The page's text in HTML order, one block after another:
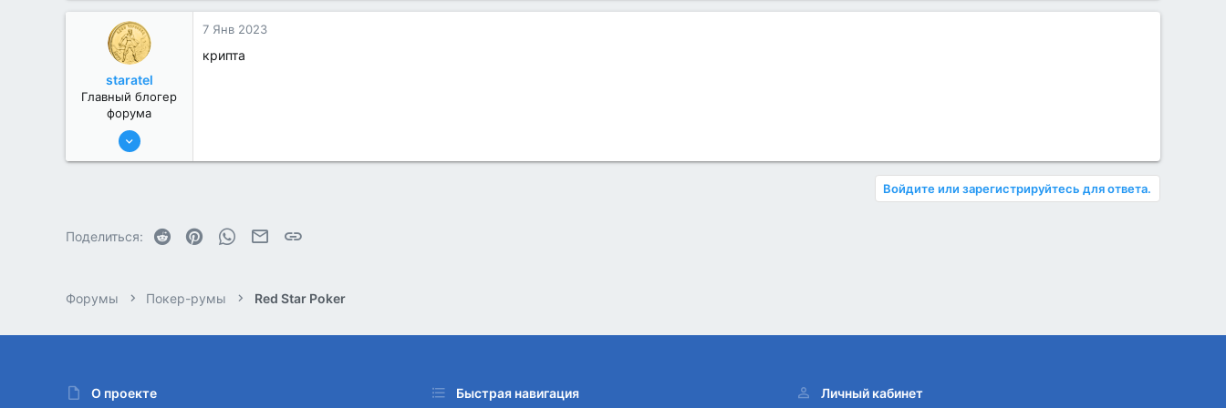
1
staratel
Главный блогер
форума
15 Авг 2022
7 Янв 2023
крипта
Войдите или зарегистрируйтесь для ответа.
Поделиться: Reddit PinterestWhatsAppЭлектронная почта
Форумы Покер-румы Red Star Poker
О проекте Быстрая навигация Личный кабинет